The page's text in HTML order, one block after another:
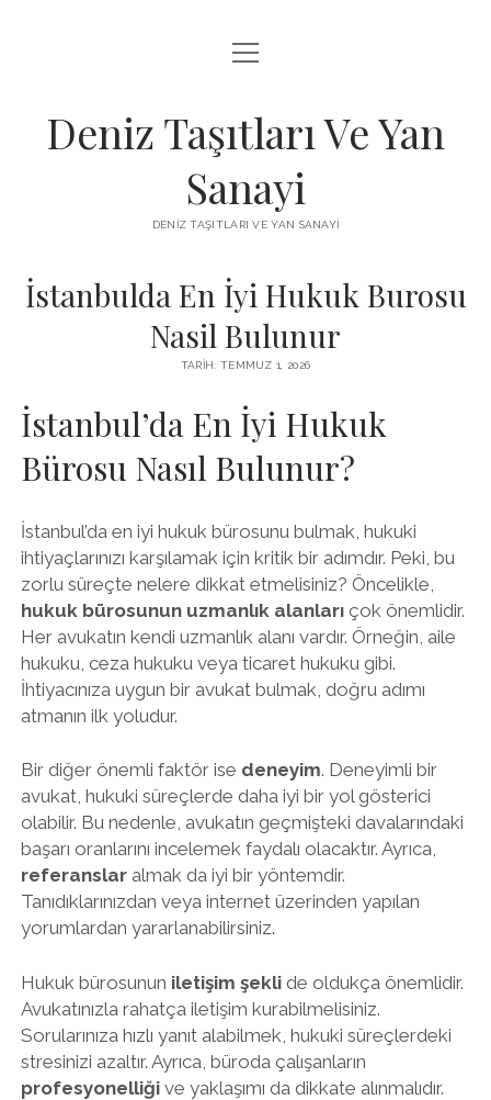
FACEBOOK TAKIPÇI KAZANMA ŞIFRESIZ
INSTAGRAM BOT SILME
LISTE
menüyü
aç
Deniz Taşıtları Ve Yan
Sanayi
DENIZ TAŞITLARI VE YAN SANAYI
İstanbulda En İyi Hukuk Burosu
Nasil Bulunur
TARIH: TEMMUZ 1, 2026
İstanbul’da En İyi Hukuk
Bürosu Nasıl Bulunur?
İstanbul’da en iyi hukuk bürosunu bulmak, hukuki
ihtiyaçlarınızı karşılamak için kritik bir adımdır. Peki, bu
zorlu süreçte nelere dikkat etmelisiniz? Öncelikle,
hukuk bürosunun uzmanlık alanlarıçok önemlidir.
Her avukatın kendi uzmanlık alanı vardır. Örneğin, aile
hukuku, ceza hukuku veya ticaret hukuku gibi.
İhtiyacınıza uygun bir avukat bulmak, doğru adımı
atmanın ilk yoludur.
Bir diğer önemli faktör ise deneyim. Deneyimli bir
avukat, hukuki süreçlerde daha iyi bir yol gösterici
olabilir. Bu nedenle, avukatın geçmişteki davalarındaki
başarı oranlarını incelemek faydalı olacaktır. Ayrıca,
referanslaralmak da iyi bir yöntemdir.
Tanıdıklarınızdan veya internet üzerinden yapılan
yorumlardan yararlanabilirsiniz.
Hukuk bürosunun iletişim şeklide oldukça önemlidir.
Avukatınızla rahatça iletişim kurabilmelisiniz.
Sorularınıza hızlı yanıt alabilmek, hukuki süreçlerdeki
stresinizi azaltır. Ayrıca, büroda çalışanların
profesyonelliğive yaklaşımı da dikkate alınmalıdır.